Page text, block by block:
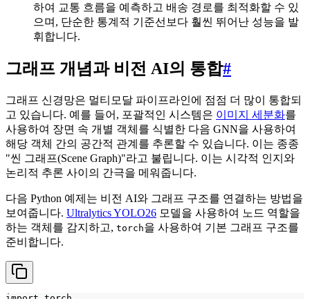
하여 교통 흐름을 예측하고 배송 경로를 최적화할 수 있
으며, 단순한 통계적 기준선보다 훨씬 뛰어난 성능을 발
휘합니다.
그래프 개념과 비전 AI의 통합#
그래프 신경망은 멀티모달 파이프라인에 점점 더 많이 통합되
고 있습니다. 예를 들어, 포괄적인 시스템은 이미지 세분화를
사용하여 장면 속 개별 객체를 식별한 다음 GNN을 사용하여
해당 객체 간의 공간적 관계를 추론할 수 있습니다. 이는 종종
"씬 그래프(Scene Graph)"라고 불립니다. 이는 시각적 인지와
논리적 추론 사이의 간극을 메워줍니다.
다음 Python 예제는 비전 AI와 그래프 구조를 연결하는 방법을
보여줍니다. Ultralytics YOLO26 모델을 사용하여 노드 역할을
하는 객체를 감지하고, torch을 사용하여 기본 그래프 구조를
준비합니다.